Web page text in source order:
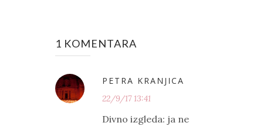
1 KOMENTARA
PETRA KRANJICA
22/9/17 13:41
Divno izgleda: ja ne